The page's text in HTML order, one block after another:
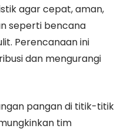
agar cepat, aman,
seperti bencana
Perencanaan ini
dan mengurangi
pangan di titik-titik
tim